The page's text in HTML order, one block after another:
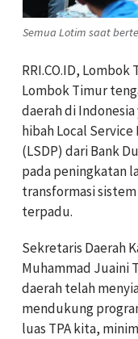
Semua Lotim saat
RRI.CO.ID,
Lombok Timur
daerah di
hibah Local
(LSDP) dari Bank
pada peningkatan
transformasi
terpadu.
Sekretaris Daerah
Muhammad Juaini
daerah telah
mendukung
luas TPA kita,